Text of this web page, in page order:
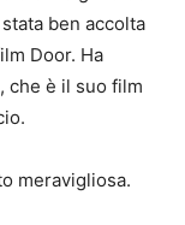
ben accolta
Door. Ha
che è il suo film
meravigliosa.